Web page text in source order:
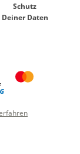
Schutz
Deiner Daten